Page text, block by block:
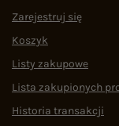
Zarejestruj się
Koszyk
Listy zakupowe
Lista zakupionych
Historia transakcji